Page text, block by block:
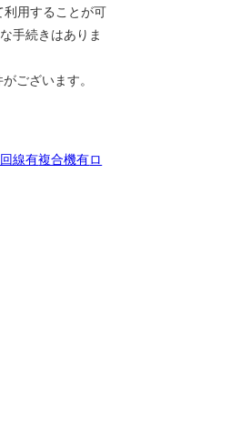
利用することが可
手続きはありま
ございます。
線有複合機有ロ